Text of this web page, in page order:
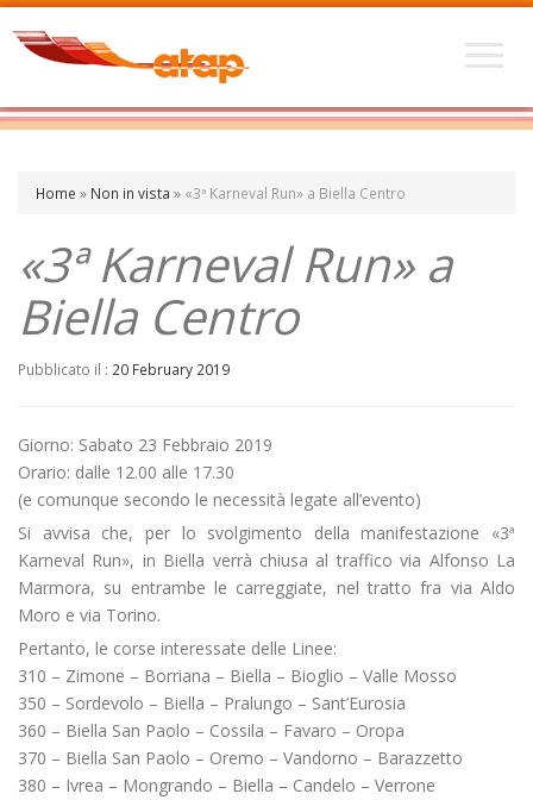
Home » Non in vista » «3ª Karneval Run» a Biella Centro
«3ª Karneval Run» a
Biella Centro
Pubblicato il : 20 February 2019
Giorno: Sabato 23 Febbraio 2019
Orario: dalle 12.00 alle 17.30
(e comunque secondo le necessità legate all’evento)
Si avvisa che, per lo svolgimento della manifestazione «3ª
Karneval Run», in Biella verrà chiusa al traffico via Alfonso La
Marmora, su entrambe le carreggiate, nel tratto fra via Aldo
Moro e via Torino.
Pertanto, le corse interessate delle Linee:
310 – Zimone – Borriana – Biella – Bioglio – Valle Mosso
350 – Sordevolo – Biella – Pralungo – Sant’Eurosia
360 – Biella San Paolo – Cossila – Favaro – Oropa
370 – Biella San Paolo – Oremo – Vandorno – Barazzetto
380 – Ivrea – Mongrando – Biella – Candelo – Verrone